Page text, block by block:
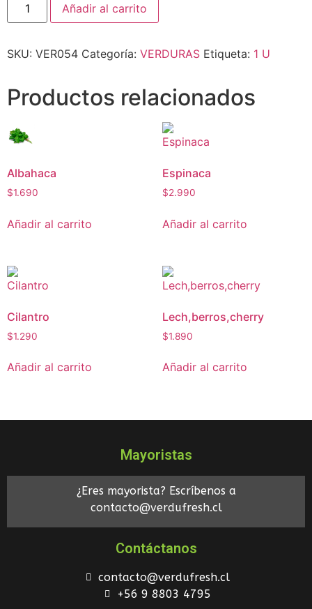
Añadir al carrito
SKU: VER054 Categoría: VERDURAS Etiqueta: 1 U
Productos relacionados
Albahaca
$1.690
Añadir al carrito
Espinaca
$2.990
Añadir al carrito
Cilantro
$1.290
Añadir al carrito
Lech,berros,cherry
$1.890
Añadir al carrito
Mayoristas
¿Eres mayorista? Escríbenos a
contacto@verdufresh.cl
Contáctanos
contacto@verdufresh.cl
+56 9 8803 4795